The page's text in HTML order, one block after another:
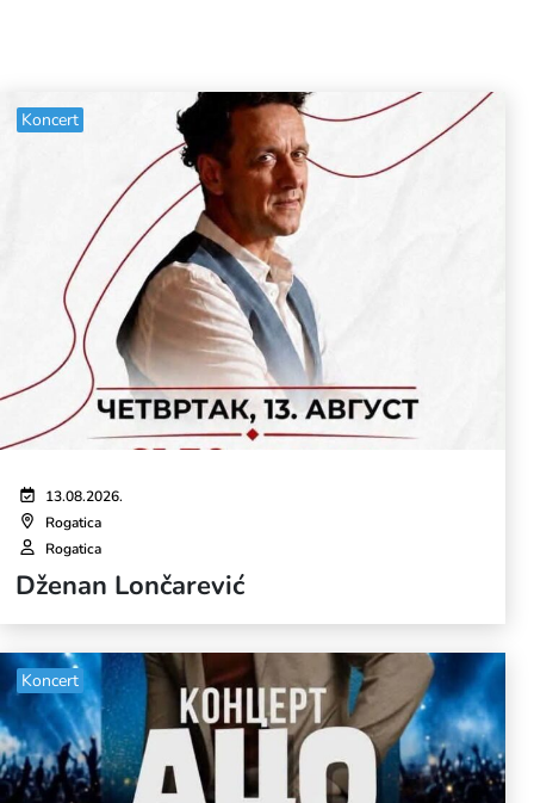
Koncert
13.08.2026.
Rogatica
Rogatica
Dženan Lončarević
Koncert